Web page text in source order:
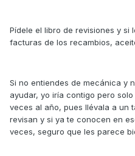
Pídele el libro de revisiones y si
facturas de los recambios,
Si no entiendes de mecánica y
ayudar, yo iría contigo pero
veces al año, pues llévala a un
revisan y si ya te conocen en
veces, seguro que les parece